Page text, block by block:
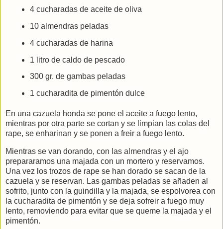
4 cucharadas de aceite de oliva
10 almendras peladas
4 cucharadas de harina
1 litro de caldo de pescado
300 gr. de gambas peladas
1 cucharadita de pimentón dulce
En una cazuela honda se pone el aceite a fuego lento,
mientras por otra parte se cortan y se limpian las colas del
rape, se enharinan y se ponen a freir a fuego lento.
Mientras se van dorando, con las almendras y el ajo
prepararamos una majada con un mortero y reservamos.
Una vez los trozos de rape se han dorado se sacan de la
cazuela y se reservan. Las gambas peladas se añaden al
sofrito, junto con la guindilla y la majada, se espolvorea con
la cucharadita de pimentón y se deja sofreir a fuego muy
lento, removiendo para evitar que se queme la majada y el
pimentón.